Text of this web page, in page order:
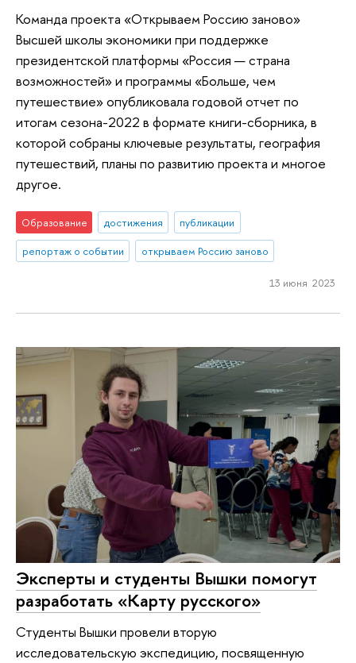
Команда проекта «Открываем Россию заново»
Высшей школы экономики при поддержке
президентской платформы «Россия — страна
возможностей» и программы «Больше, чем
путешествие» опубликовала годовой отчет по
итогам сезона-2022 в формате книги-сборника, в
которой собраны ключевые результаты, география
путешествий, планы по развитию проекта и многое
другое.
Образование достижения
публикации
репортаж о событии
открываем Россию заново
13 июня 2023
Эксперты и студенты Вышки помогут
разработать «Карту русского»
Студенты Вышки провели вторую
исследовательскую экспедицию, посвященную